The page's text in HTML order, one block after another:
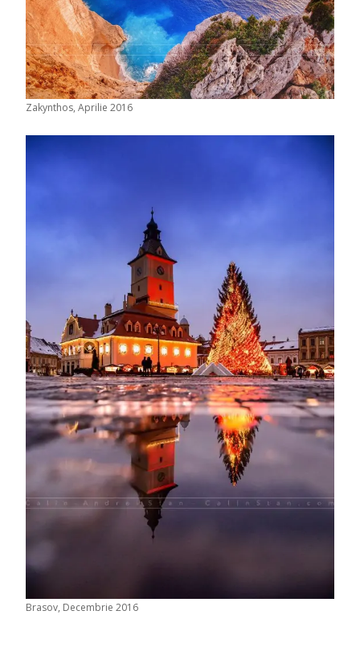
Zakynthos, Aprilie 2016
Brasov, Decembrie 2016